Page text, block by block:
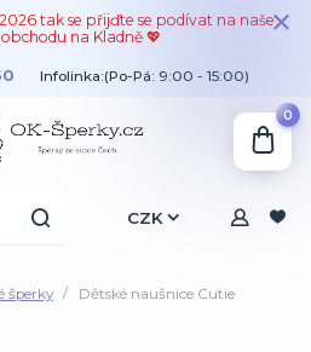
tak se přijďte se podívat na naše
na Kladně 💖
CZK
Infolinka:(Po-Pá: 9:00 - 15:00)
0
šperky
Dětské naušnice Cutie